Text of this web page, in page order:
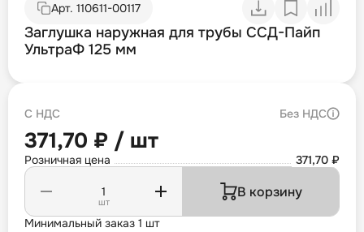
Арт. 110611-00117
Заглушка наружная для трубы ССД-Пайп
УльтраФ 125 мм
С НДС Без НДС
371,70 ₽ / шт
Розничная цена 371,70 ₽
шт
В корзину
Минимальный заказ 1 шт